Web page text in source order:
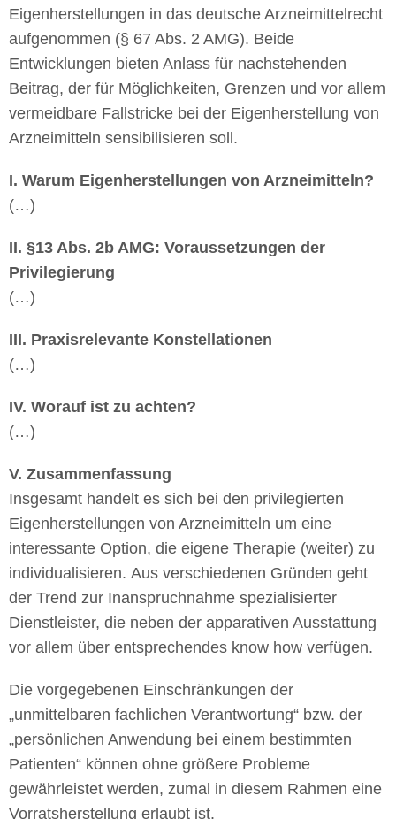
Eigenherstellungen in das deutsche Arzneimittelrecht
aufgenommen (§ 67 Abs. 2 AMG). Beide
Entwicklungen bieten Anlass für nachstehenden
Beitrag, der für Möglichkeiten, Grenzen und vor allem
vermeidbare Fallstricke bei der Eigenherstellung von
Arzneimitteln sensibilisieren soll.
I. Warum Eigenherstellungen von Arzneimitteln?
(…)
II. §13 Abs. 2b AMG: Voraussetzungen der
Privilegierung
(…)
III. Praxisrelevante Konstellationen
(…)
IV. Worauf ist zu achten?
(…)
V. Zusammenfassung
Insgesamt handelt es sich bei den privilegierten
Eigenherstellungen von Arzneimitteln um eine
interessante Option, die eigene Therapie (weiter) zu
individualisieren. Aus verschiedenen Gründen geht
der Trend zur Inanspruchnahme spezialisierter
Dienstleister, die neben der apparativen Ausstattung
vor allem über entsprechendes know how verfügen.
Die vorgegebenen Einschränkungen der
„unmittelbaren fachlichen Verantwortung“ bzw. der
„persönlichen Anwendung bei einem bestimmten
Patienten“ können ohne größere Probleme
gewährleistet werden, zumal in diesem Rahmen eine
Vorratsherstellung erlaubt ist.